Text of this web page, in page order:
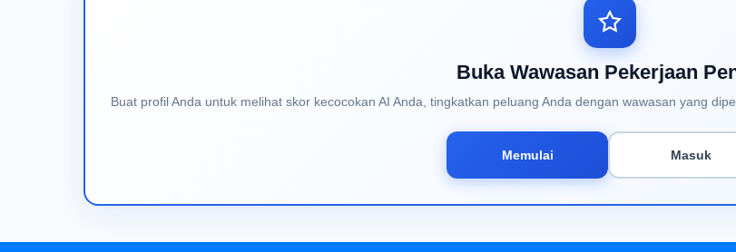
Buka Wawasan Pekerjaan
Buat profil Anda untuk melihat skor kecocokan AI Anda, tingkatkan peluang Anda dengan wawasan yang
Memulai Masuk